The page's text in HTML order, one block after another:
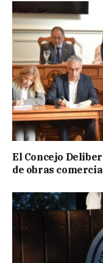
El Concejo
de obras